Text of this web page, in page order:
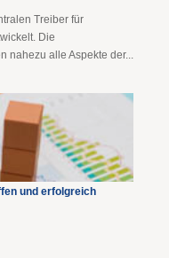
Treiber für
Die
nahezu alle Aspekte der...
und erfolgreich